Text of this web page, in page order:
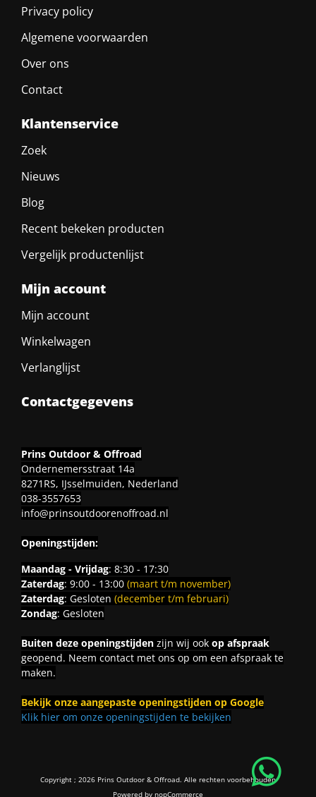
Privacy policy
Algemene voorwaarden
Over ons
Contact
Klantenservice
Zoek
Nieuws
Blog
Recent bekeken producten
Vergelijk productenlijst
Mijn account
Mijn account
Winkelwagen
Verlanglijst
Contactgegevens
Prins Outdoor & Offroad
Ondernemersstraat 14a
8271RS, IJsselmuiden, Nederland
038-3557653
info@prinsoutdoorenoffroad.nl
Openingstijden:
Maandag - Vrijdag: 8:30 - 17:30
Zaterdag: 9:00 - 13:00 (maart t/m november)
Zaterdag: Gesloten (december t/m februari)
Zondag: Gesloten
Buiten deze openingstijdenzijn wij ook op afspraak
geopend. Neem contact met ons op om een afspraak te
maken.
Bekijk onze aangepaste openingstijden op Google
Klik hier om onze openingstijden te bekijken
Copyright ; 2026 Prins Outdoor & Offroad. Alle rechten voorbehouden
Powered by nopCommerce